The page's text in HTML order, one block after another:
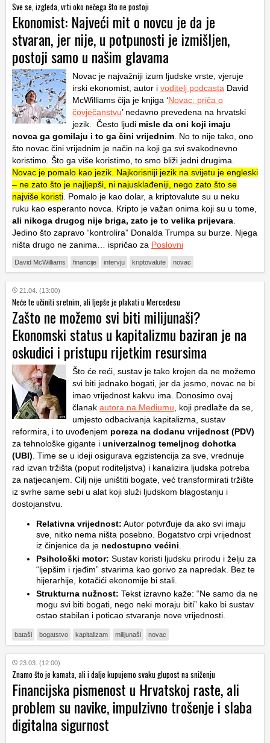
Sve se, izgleda, vrti oko nečega što ne postoji
Ekonomist: Najveći mit o novcu je da je
stvaran, jer nije, u potpunosti je izmišljen,
postoji samo u našim glavama
Novac je najvažniji izum ljudske vrste, vjeruje
irski ekonomist, autor i voditelj podcasta David
McWilliams čija je knjiga ‘Novac: priča o
čovječanstvu’ nedavno prevedena na hrvatski
jezik. Često ljudi misle da oni koji imaju
novca ga gomilaju i to ga čini vrijednim . No to nije tako, ono
što novac čini vrijednim je način na koji ga svi svakodnevno
koristimo. Što ga više koristimo, to smo bliži jedni drugima.
Novac je pomalo kao jezik. Najkorisniji jezik na svijetu je engleski
– ne zato što je najljepši, ni najusklađeniji, nego zato što se
najviše koristi . Pomalo je kao dolar, a kriptovalute su u neku
ruku kao esperanto novca. Kripto je važan onima koji su u tome,
ali nikoga drugog nije briga, zato je to velika prijevara
Jedino što zapravo “kontrolira” Donalda Trumpa su burze. Njega
ništa drugo ne zanima… ispričao za Poslovni
David McWilliams financije intervju kriptovalute novac
21.04. (13:00)
Neće te učiniti sretnim, ali ljepše je plakati u Mercedesu
Zašto ne možemo svi biti milijunaši?
Ekonomski status u kapitalizmu baziran je na
oskudici i pristupu rijetkim resursima
Što će reći, sustav je tako krojen da ne možemo
svi biti jednako bogati, jer da jesmo, novac ne bi
imao vrijednost kakvu ima. Donosimo ovaj
članak autora na Mediumu , koji predlaže da se,
umjesto odbacivanja kapitalizma, sustav
reformira, i to uvođenjem poreza na dodanu vrijednost (PDV)
za tehnološke gigante i univerzalnog temeljnog dohotka
(UBI) . Time se u ideji osigurava egzistencija za sve, vrednuje
rad izvan tržišta (poput roditeljstva) i kanalizira ljudska potreba
za natjecanjem. Cilj nije uništiti bogate, već transformirati tržište
iz svrhe same sebi u alat koji služi ljudskom blagostanju i
dostojanstvu.
Relativna vrijednost: Autor potvrđuje da ako svi imaju
sve, nitko nema ništa posebno. Bogatstvo crpi vrijednost
iz činjenice da je nedostupno većini
Psihološki motor: Sustav koristi ljudsku prirodu i želju za
“ljepšim i rjeđim” stvarima kao gorivo za napredak. Bez te
hijerarhije, kotačići ekonomije bi stali.
Strukturna nužnost: Tekst izravno kaže: “Ne samo da ne
mogu svi biti bogati, nego neki moraju biti” kako bi sustav
ostao stabilan i poticao stvaranje nove vrijednosti.
bataši bogatstvo kapitalizam milijunaši novac
23.03. (12:00)
Znamo što je kamata, ali i dalje kupujemo svaku glupost na sniženju
Financijska pismenost u Hrvatskoj raste, ali
problem su navike, impulzivno trošenje i slaba
digitalna sigurnost